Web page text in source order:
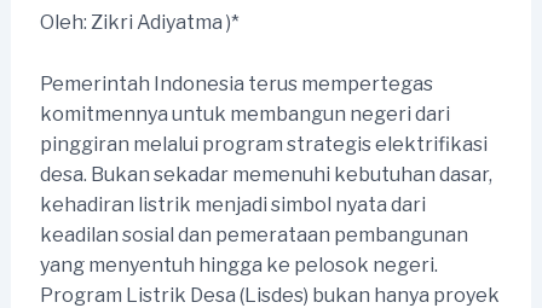
Oleh: Zikri Adiyatma )*
Pemerintah Indonesia terus mempertegas
komitmennya untuk membangun negeri dari
pinggiran melalui program strategis elektrifikasi
desa. Bukan sekadar memenuhi kebutuhan dasar,
kehadiran listrik menjadi simbol nyata dari
keadilan sosial dan pemerataan pembangunan
yang menyentuh hingga ke pelosok negeri.
Program Listrik Desa (Lisdes) bukan hanya proyek